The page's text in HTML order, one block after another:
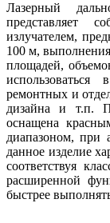
Лазерный
представляет
излучателем,
100 м,
площадей,
ремонтных и
дизайна и т.п.
оснащена
диапазоном, при
данное изделие
соответствуя
расширенной
быстрее